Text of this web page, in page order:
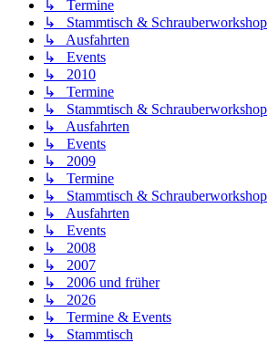
↳ Termine
↳ Stammtisch & Schrauberworkshop
↳ Ausfahrten
↳ Events
↳ 2010
↳ Termine
↳ Stammtisch & Schrauberworkshop
↳ Ausfahrten
↳ Events
↳ 2009
↳ Termine
↳ Stammtisch & Schrauberworkshop
↳ Ausfahrten
↳ Events
↳ 2008
↳ 2007
↳ 2006 und früher
↳ 2026
↳ Termine & Events
↳ Stammtisch